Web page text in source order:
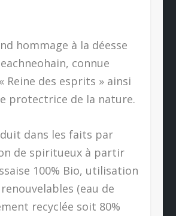
hommage à la déesse
connue
Reine des esprits » ainsi
protectrice de la nature.
dans les faits par
de spiritueux à partir
100% Bio, utilisation
renouvelables (eau de
recyclée soit 80%